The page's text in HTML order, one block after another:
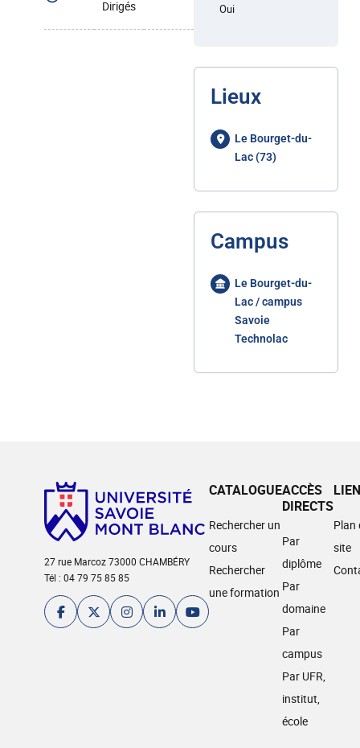
Dirigés
Oui
Lieux
Le Bourget-du-
Lac (73)
Campus
Le Bourget-du-
Lac / campus
Savoie
Technolac
27 rue Marcoz 73000 CHAMBÉRY
Tél : 04 79 75 85 85
CATALOGUE
Rechercher un
cours
Rechercher
une formation
ACCÈS
DIRECTS
Par
diplôme
Par
domaine
Par
campus
Par UFR,
institut,
école
Plan
site